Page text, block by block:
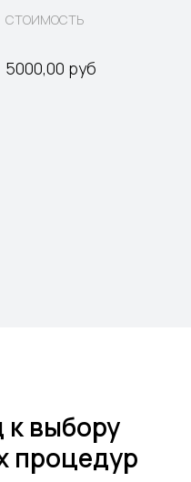
СТОИМОСТЬ
5000,00 руб
выбору
процедур